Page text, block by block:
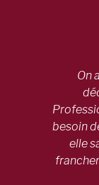
On
besoin
elle